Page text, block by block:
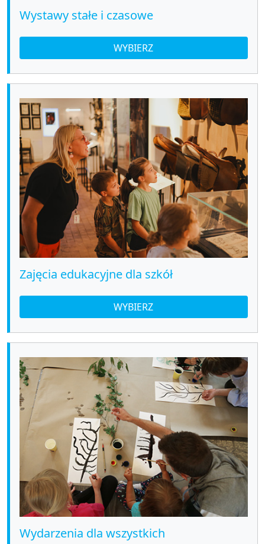
Wystawy stałe i czasowe
WYBIERZ
Zajęcia edukacyjne dla szkół
WYBIERZ
Wydarzenia dla wszystkich